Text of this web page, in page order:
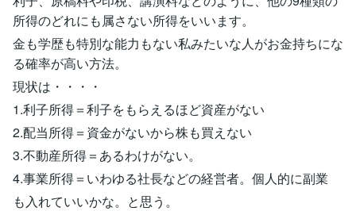
所得のどれにも属さない所得をいいます。
金も学歴も特別な能力もない私みたいな人がお金持ちにな
る確率が高い方法。
現状は・・・・
1.利子所得＝利子をもらえるほど資産がない
2.配当所得＝資金がないから株も買えない
3.不動産所得＝あるわけがない。
4.事業所得＝いわゆる社長などの経営者。個人的に副業
も入れていいかな。と思う。